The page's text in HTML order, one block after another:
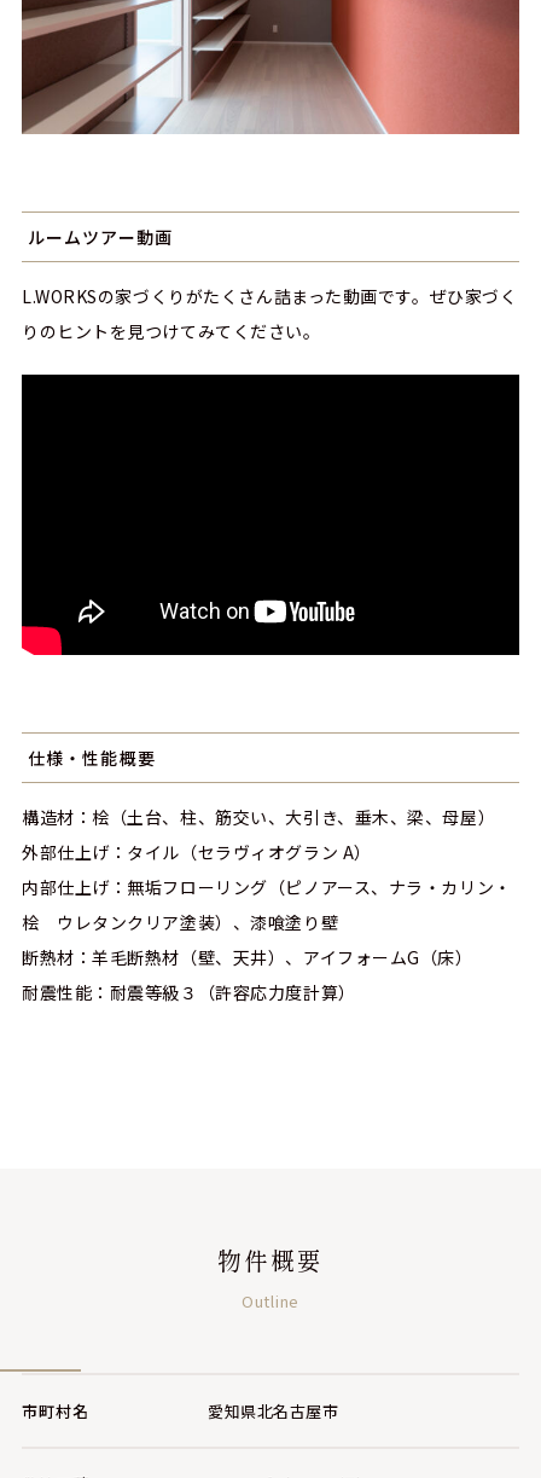
ルームツアー動画
L.WORKSの家づくりがたくさん詰まった動画です。ぜひ家づく
りのヒントを見つけてみてください。
仕様・性能概要
構造材：桧（土台、柱、筋交い、大引き、垂木、梁、母屋）
外部仕上げ：タイル（セラヴィオグラン A）
内部仕上げ：無垢フローリング（ピノアース、ナラ・カリン・
桧 ウレタンクリア塗装）、漆喰塗り壁
断熱材：羊毛断熱材（壁、天井）、アイフォームG（床）
耐震性能：耐震等級３（許容応力度計算）
物件概要
Outline
市町村名 愛知県北名古屋市